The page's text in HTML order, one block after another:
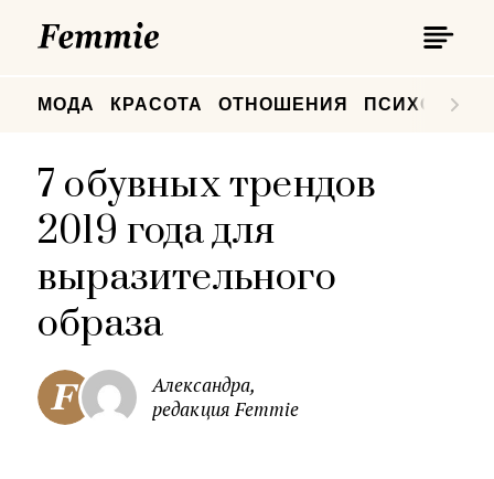
МОДА КРАСОТА ОТНОШЕНИЯ
7 обувных трендов
2019 года для
выразительного
образа
Александра,
редакция Femmie